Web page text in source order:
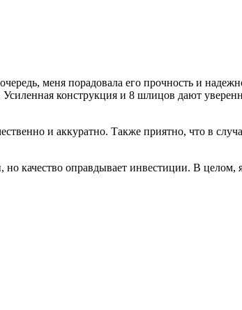
меня порадовала его прочность и
конструкция и 8 шлицов дают
и аккуратно. Также приятно, что в
качество оправдывает инвестиции. В